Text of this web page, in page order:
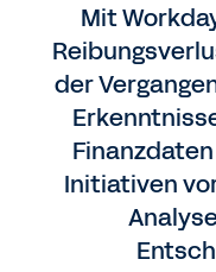
Mit
der
Initiativen